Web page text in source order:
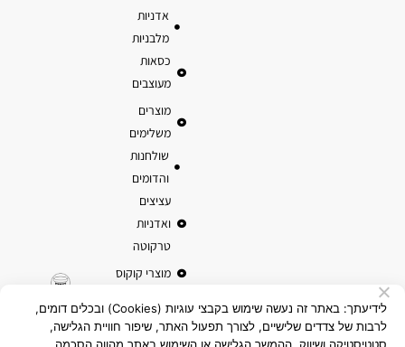
אדניות
מלבניות
כסאות
מעוצבים
מוצרים
משלימים
שולחנות
והדומים
עציצים
ואדניות
טרקוטה
מוצרי קוקוס
לידיעתך: באתר זה נעשה שימוש בקבצי עוגיות (Cookies) ובכלים דומים,
לרבות של צדדים שלישיים, לצורך תפעול האתר, שיפור חוויית הגלישה,